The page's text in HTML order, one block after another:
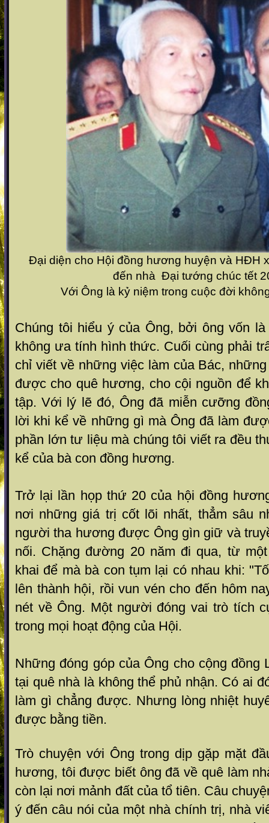
Đại diện cho Hội đồng hương huyện và HĐH
đến nhà Đại tướng chúc tết
Với Ông là kỷ niệm trong cuộc đời
Chúng tôi hiểu ý của Ông, bởi ông vốn
không ưa tính hình thức. Cuối cùng phải
chỉ viết về những việc làm của Bác,
được cho quê hương, cho cội nguồn để
tập. Với lý lẽ đó, Ông đã miễn cưỡng
lời khi kể về những gì mà Ông đã làm
phần lớn tư liệu mà chúng tôi viết ra đều
kể của bà con đồng hương.
Trở lại lần họp thứ 20 của hội đồng
nơi những giá trị cốt lõi nhất, thẳm sâu
người tha hương được Ông gìn giữ và
nối. Chặng đường 20 năm đi qua, từ
khai để mà bà con tụm lại có nhau khi:
lên thành hội, rồi vun vén cho đến hôm
nét về Ông. Một người đóng vai trò tích
trong mọi hoạt động của Hội.
Những đóng góp của Ông cho cộng đồng
tại quê nhà là không thể phủ nhận. Có ai
làm gì chẳng được. Nhưng lòng nhiệt
được bằng tiền.
Trò chuyện với Ông trong dịp gặp mặt
hương, tôi được biết ông đã về quê làm
còn lại nơi mảnh đất của tổ tiên. Câu
ý đến câu nói của một nhà chính trị, nhà